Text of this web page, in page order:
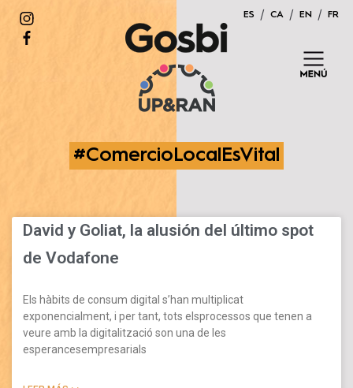
Saltar
al
ES CA EN FR
#ComercioLocalEsVital
David y Goliat, la alusión del último spot
de Vodafone
Els hàbits de consum digital s’han multiplicat
exponencialment, i per tant, tots elsprocessos que tenen a
veure amb la digitalització son una de les
esperancesempresarials